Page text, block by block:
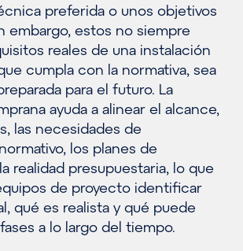
preferida o unos objetivos
embargo, estos no siempre
reales de una instalación
cumpla con la normativa, sea
para el futuro. La
ayuda a alinear el alcance,
las necesidades de
los planes de
realidad presupuestaria, lo que
de proyecto identificar
qué es realista y qué puede
a lo largo del tiempo.